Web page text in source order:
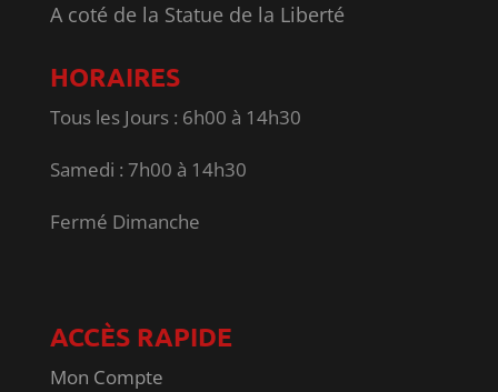
A coté de la Statue de la Liberté
HORAIRES
Tous les Jours : 6h00 à 14h30
Samedi : 7h00 à 14h30
Fermé Dimanche
ACCÈS RAPIDE
Mon Compte